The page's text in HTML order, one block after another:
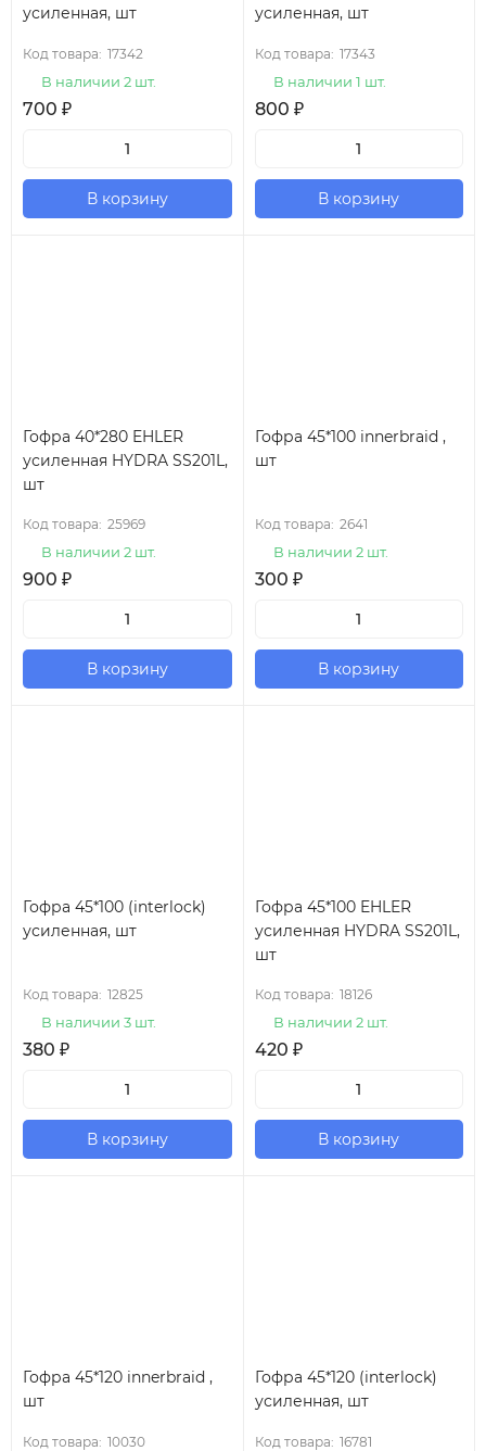
усиленная, шт
Код товара: 17342
В наличии 2 шт.
700 ₽
В корзину
усиленная, шт
Код товара: 17343
В наличии 1 шт.
800 ₽
В корзину
Гофра 40*280 EHLER
усиленная HYDRA SS201L,
шт
Код товара: 25969
В наличии 2 шт.
900 ₽
В корзину
Гофра 45*100 innerbraid ,
шт
Код товара: 2641
В наличии 2 шт.
300 ₽
В корзину
Гофра 45*100 (interlock)
усиленная, шт
Код товара: 12825
В наличии 3 шт.
380 ₽
В корзину
Гофра 45*100 EHLER
усиленная HYDRA SS201L,
шт
Код товара: 18126
В наличии 2 шт.
420 ₽
В корзину
Гофра 45*120 innerbraid ,
шт
Код товара: 10030
Гофра 45*120 (interlock)
усиленная, шт
Код товара: 16781